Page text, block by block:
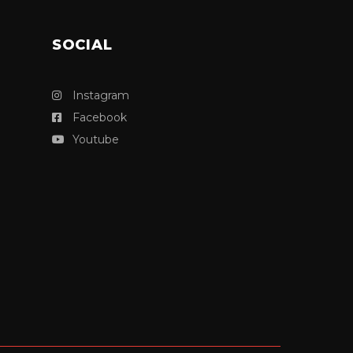
SOCIAL
Instagram
Facebook
Youtube